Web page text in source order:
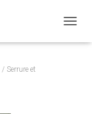
/ Serrure et